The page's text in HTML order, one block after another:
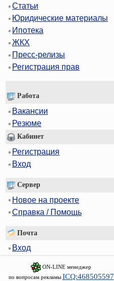
Статьи
Юридические материалы
Ипотека
ЖКХ
Пресс-релизы
Регистрация прав
Работа
Вакансии
Резюме
Кабинет
Регистрация
Вход
Сервер
Новое на проекте
Справка / Помощь
Почта
Вход
ON-LINE менеджер
по вопросам рекламы ICQ:468505597